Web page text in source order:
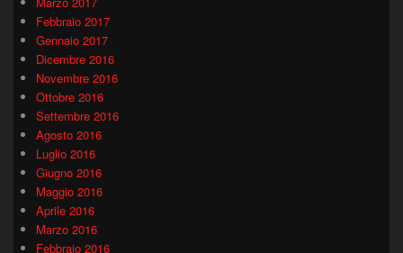
Febbraio 2017
Gennaio 2017
Dicembre 2016
Novembre 2016
Ottobre 2016
Settembre 2016
Agosto 2016
Luglio 2016
Giugno 2016
Maggio 2016
Aprile 2016
Marzo 2016
Febbraio 2016